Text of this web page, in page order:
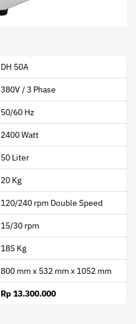
DH 50A
380V / 3 Phase
50/60 Hz
2400 Watt
50 Liter
20 Kg
120/240 rpm Double Speed
15/30 rpm
185 Kg
800 mm x 532 mm x 1052 mm
Rp 13.300.000